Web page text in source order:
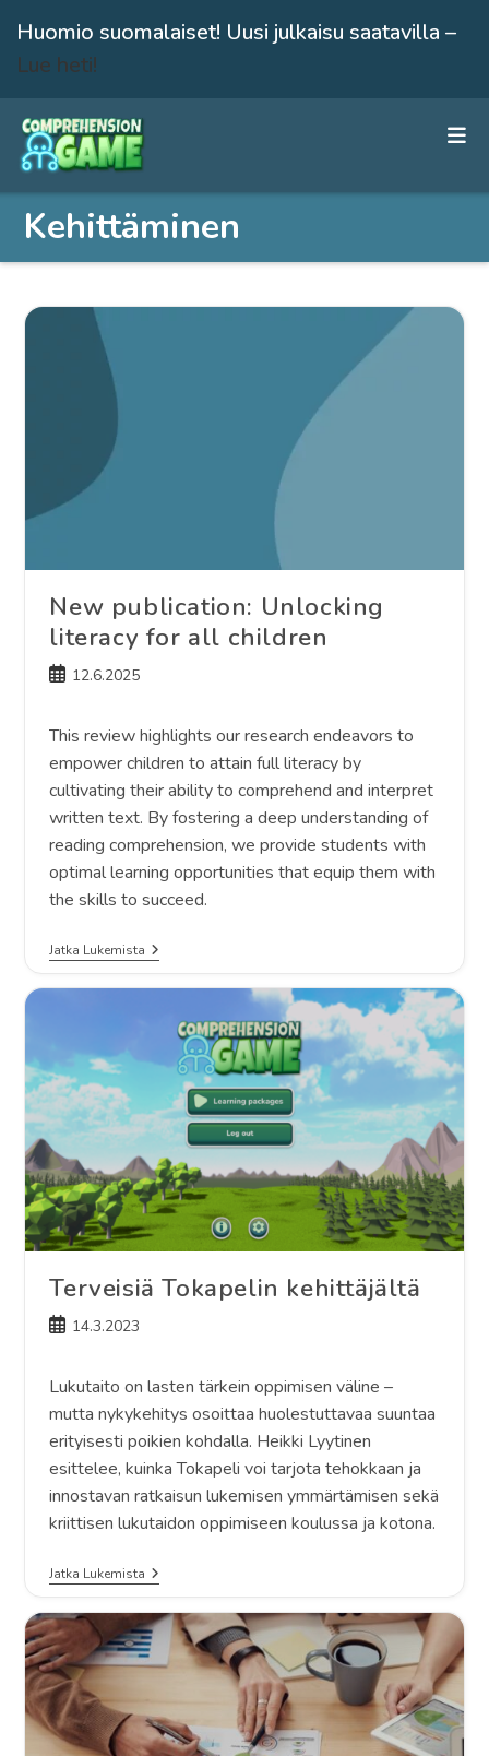
Huomio suomalaiset! Uusi julkaisu saatavilla –
Lue heti!
suoraan
sisältöön
Kehittäminen
New publication: Unlocking
literacy for all children
Artikkeli
12.6.2025
This review highlights our research endeavors to
empower children to attain full literacy by
cultivating their ability to comprehend and interpret
written text. By fostering a deep understanding of
reading comprehension, we provide students with
optimal learning opportunities that equip them with
the skills to succeed.
Jatka Lukemista New
Publication:
Unlocking
Children
Terveisiä Tokapelin kehittäjältä
Artikkeli
14.3.2023
Lukutaito on lasten tärkein oppimisen väline –
mutta nykykehitys osoittaa huolestuttavaa suuntaa
erityisesti poikien kohdalla. Heikki Lyytinen
esittelee, kuinka Tokapeli voi tarjota tehokkaan ja
innostavan ratkaisun lukemisen ymmärtämisen sekä
kriittisen lukutaidon oppimiseen koulussa ja kotona.
Jatka Lukemista Terveisiä
Tokapelin
Kehittäjältä